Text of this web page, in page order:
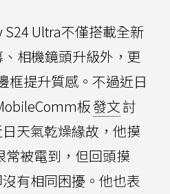
S24 Ultra不僅搭載全新
相機鏡頭升級外，更
框提升質感。不過近日
板發文討
天氣乾燥緣故，他摸
常被電到，但回頭摸
有相同困擾。他也表